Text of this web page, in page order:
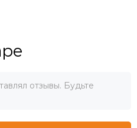
отзывы. Будьте